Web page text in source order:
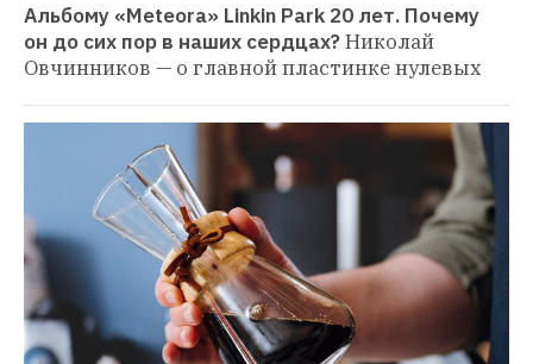
Альбому «Meteora» Linkin Park 20 лет. Почему
он до сих пор в наших сердцах?Николай
Овчинников — о главной пластинке нулевых